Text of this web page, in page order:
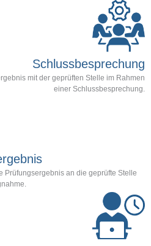
Schlussbesprechung
mit der geprüften Stelle im Rahmen
einer Schlussbesprechung.
Prüfungsergebnis an die geprüfte Stelle